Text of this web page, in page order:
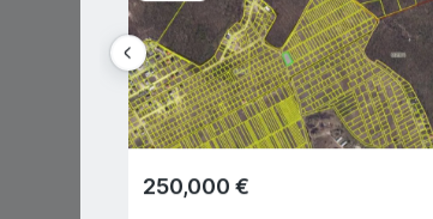
Prima rată 15%
250,000 €